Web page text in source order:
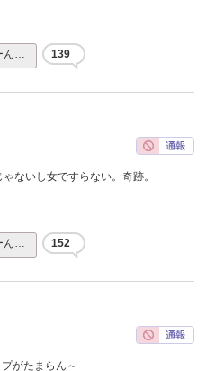
ん… 139
ないし女ですらない。奇跡。
ん… 152
がたまらん～